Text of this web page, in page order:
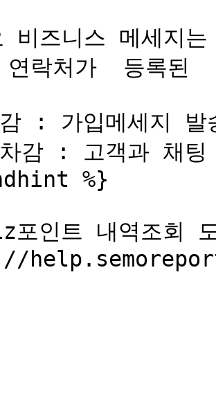
비즈니스 메세지
인트 내역조회